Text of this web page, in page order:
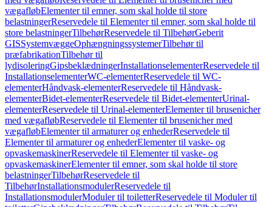
vægafløbElementer til emner, som skal holde til store
belastningerReservedele til Elementer til emner, som skal holde til
store belastningerTilbehørReservedele til TilbehørGeberit
GISSystemvæggeOphængningssystemerTilbehør til
præfabrikationTilbehør til
lydisoleringGipsbeklædningerInstallationselementerReservedele til
InstallationselementerWC-elementerReservedele til WC-
elementerHåndvask-elementerReservedele til Håndvask-
elementerBidet-elementerReservedele til Bidet-elementerUrinal-
elementerReservedele til Urinal-elementerElementer til brusenicher
med vægafløbReservedele til Elementer til brusenicher med
vægafløbElementer til armaturer og enhederReservedele til
Elementer til armaturer og enhederElementer til vaske- og
opvaskemaskinerReservedele til Elementer til vaske- og
opvaskemaskinerElementer til emner, som skal holde til store
belastningerTilbehørReservedele til
TilbehørInstallationsmodulerReservedele til
InstallationsmodulerModuler til toiletterReservedele til Moduler til